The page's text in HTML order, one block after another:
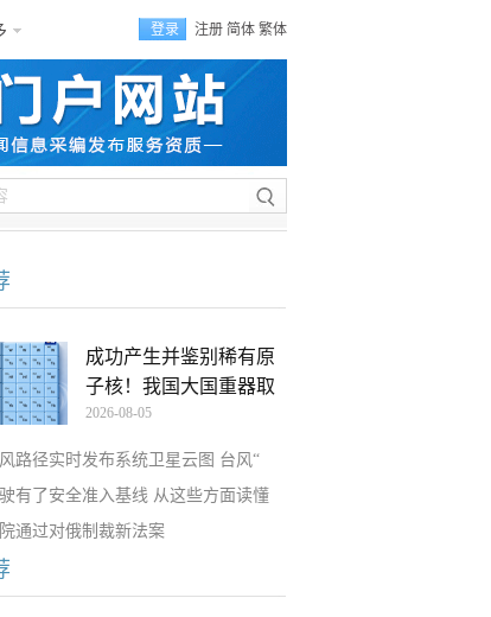
登录 注册 简体 繁体
成功产生并鉴别稀有原
子核！我国大国重器取
2026-08-05
路径实时发布系统卫星云图 台风“
有了安全准入基线 从这些方面读懂
通过对俄制裁新法案